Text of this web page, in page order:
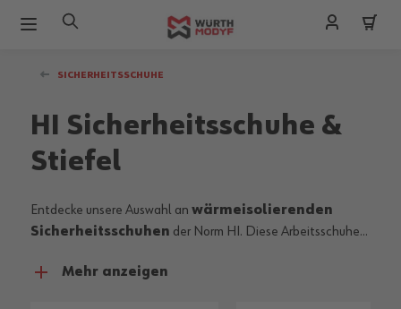
SICHERHEITSSCHUHE
HI Sicherheitsschuhe &
Stiefel
Entdecke unsere Auswahl an wärmeisolierenden
Sicherheitsschuhen der Norm HI. Diese Arbeitsschuhe
Auftreten auf heißen Untergründen
Mehr anzeigen